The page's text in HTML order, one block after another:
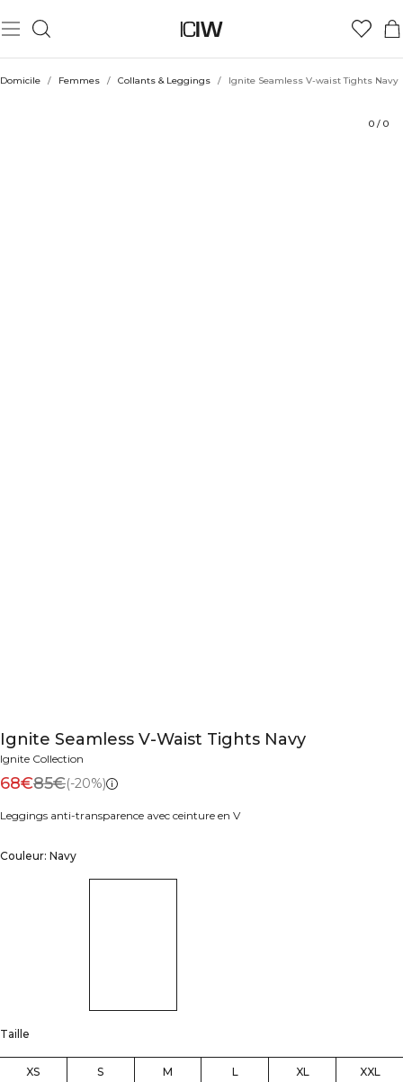
Domicile / Femmes / Collants & Leggings / Ignite Seamless V-waist Tights Navy
0 / 0
Ignite Seamless V-Waist Tights Navy
Ignite Collection
68€85€(-20%)
Leggings anti-transparence avec ceinture en V
Couleur: Navy
Taille
XS S M L XL XXL